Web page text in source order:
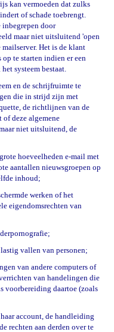
kan vermoeden dat zulks
of schade toebrengt.
door
maar niet uitsluitend 'open
Het is de klant
op te starten indien er een
systeem bestaat.
en de schrijfruimte te
die in strijd zijn met
de richtlijnen van de
of deze algemene
niet uitsluitend, de
hoeveelheden e-mail met
aantallen nieuwsgroepen op
inhoud;
werken of het
eigendomsrechten van
vallen van personen;
van andere computers of
van handelingen die
voorbereiding daartoe (zoals
account, de handleiding
rechten aan derden over te